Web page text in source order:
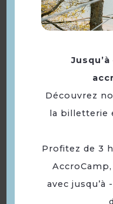
Vélo® ~ de
àDécouvrez
la billetterie
Profitez de 3
avec jusqu’à